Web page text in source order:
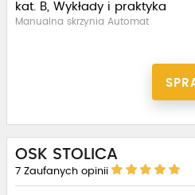
kat. B, Wykłady i praktyka
Manualna skrzynia Automat
OSK STOLICA
7 Zaufanych opinii